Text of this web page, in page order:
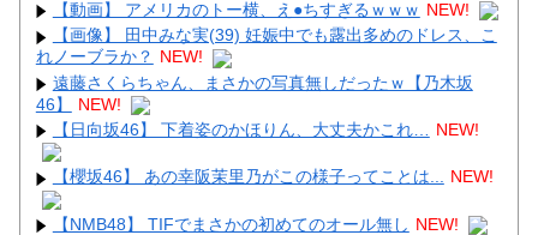
Powered by livedoor 相互RSS
【動画】 アメリカのトー横、え●ちすぎるｗｗｗ NEW!
【画像】 田中みな実(39) 妊娠中でも露出多めのドレス、こ
れノーブラか？ NEW!
遠藤さくらちゃん、まさかの写真無しだったｗ【乃木坂
46】
NEW!
【日向坂46】 下着姿のかほりん、大丈夫かこれ…
NEW!
【櫻坂46】 あの幸阪茉里乃がこの様子ってことは... NEW!
【NMB48】 TIFでまさかの初めてのオール無し NEW!